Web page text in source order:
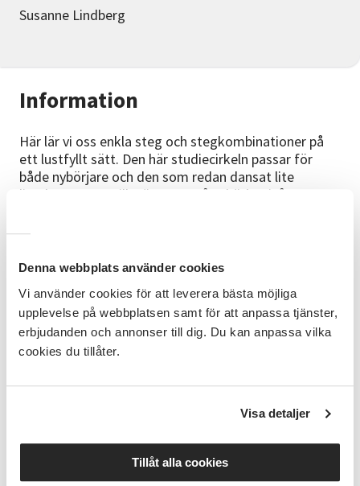
Denna webbplats använder cookies
Vi använder cookies för att leverera bästa möjliga
upplevelse på webbplatsen samt för att anpassa tjänster,
erbjudanden och annonser till dig. Du kan anpassa vilka
cookies du tillåter.
Visa detaljer
Tillåt alla cookies
Information
Här lär vi oss enkla steg och stegkombinationer på
ett lustfyllt sätt. Den här studiecirkeln passar för
både nybörjare och den som redan dansat lite
linedance, men vill träna mer på nybörjarnivå.
Om linedance
finns. Den dansas idag till många olika musikstilar
såsom country, pop, rock, rumba med flera. Det är en
så kallad singeldans där vi står i rader och dansar på
linje utan partner, därav namnet linedance.
Arrangörer
Kursen arrangeras i samverkan med Söderhamns
För mer information, om föreningen, se föreningens
Deltagaravgift och utrustning
Susanne Lindberg